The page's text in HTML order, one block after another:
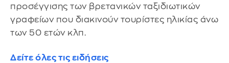
προσέγγισης των βρετανικών ταξιδιωτικών
γραφείων που διακινούν τουρίστες ηλικίας άνω
των 50 ετών κλπ.
Δείτε όλες τις ειδήσεις